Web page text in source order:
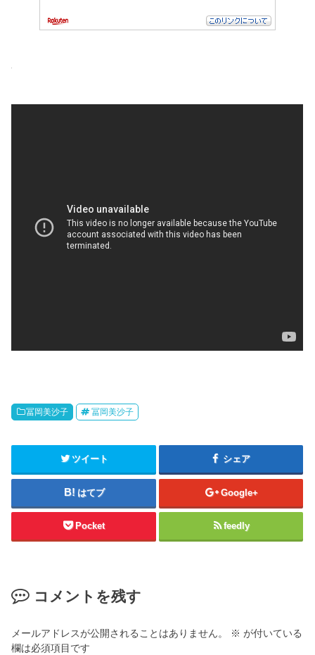
冨岡美沙子 冨岡美沙子
ツイート シェア
はてブ Google+
Pocket feedly
コメントを残す
メールアドレスが公開されることはありません。 ※ が付いている
欄は必須項目です